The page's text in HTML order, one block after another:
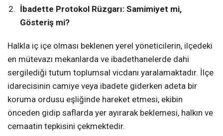
İbadette Protokol Rüzgarı: Samimiyet mi,
Gösteriş mi?
Halkla iç içe olması beklenen yerel yöneticilerin, ilçedeki
en mütevazı mekanlarda ve ibadethanelerde dahi
sergilediği tutum toplumsal vicdanı yaralamaktadır. İlçe
idarecisinin camiye veya ibadete giderken adeta bir
koruma ordusu eşliğinde hareket etmesi, ekibin
önceden gidip saflarda yer ayırarak beklemesi, halkın ve
cemaatin tepkisini çekmektedir.